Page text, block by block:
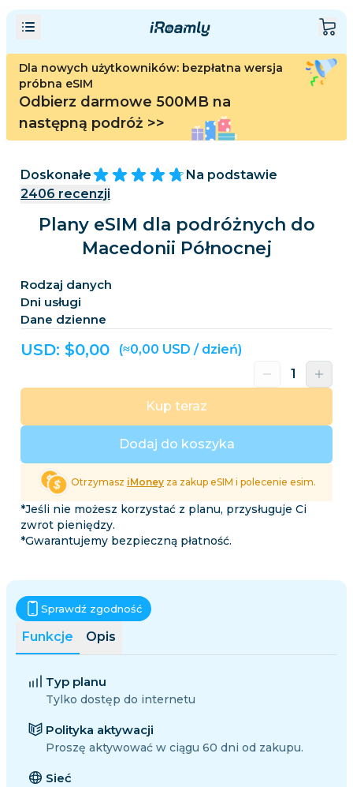
Dla nowych użytkowników: bezpłatna wersja
próbna eSIM
Odbierz darmowe 500MB na
następną podróż >>
Doskonałe
Na podstawie
2406 recenzji
Plany eSIM dla podróżnych do
Macedonii Północnej
Rodzaj danych
Dni usługi
Dane dzienne
USD: $0,00 (≈0,00 USD / dzień)
Dodaj do koszyka
Kup teraz
Otrzymasz iMoney za zakup eSIM i polecenie esim.
*Jeśli nie możesz korzystać z planu, przysługuje Ci
zwrot pieniędzy.
*Gwarantujemy bezpieczną płatność.
Funkcje Opis
Sprawdź zgodność
Typ planu
Tylko dostęp do internetu
Polityka aktywacji
Proszę aktywować w ciągu 60 dni od zakupu.
Sieć